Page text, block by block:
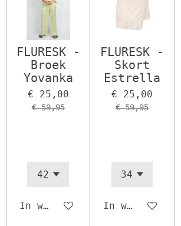
FLURESK -
Broek
Yovanka
€ 25,00
€ 59,95
In winkelwagen
FLURESK -
Skort
Estrella
€ 25,00
€ 59,95
In winkelwagen